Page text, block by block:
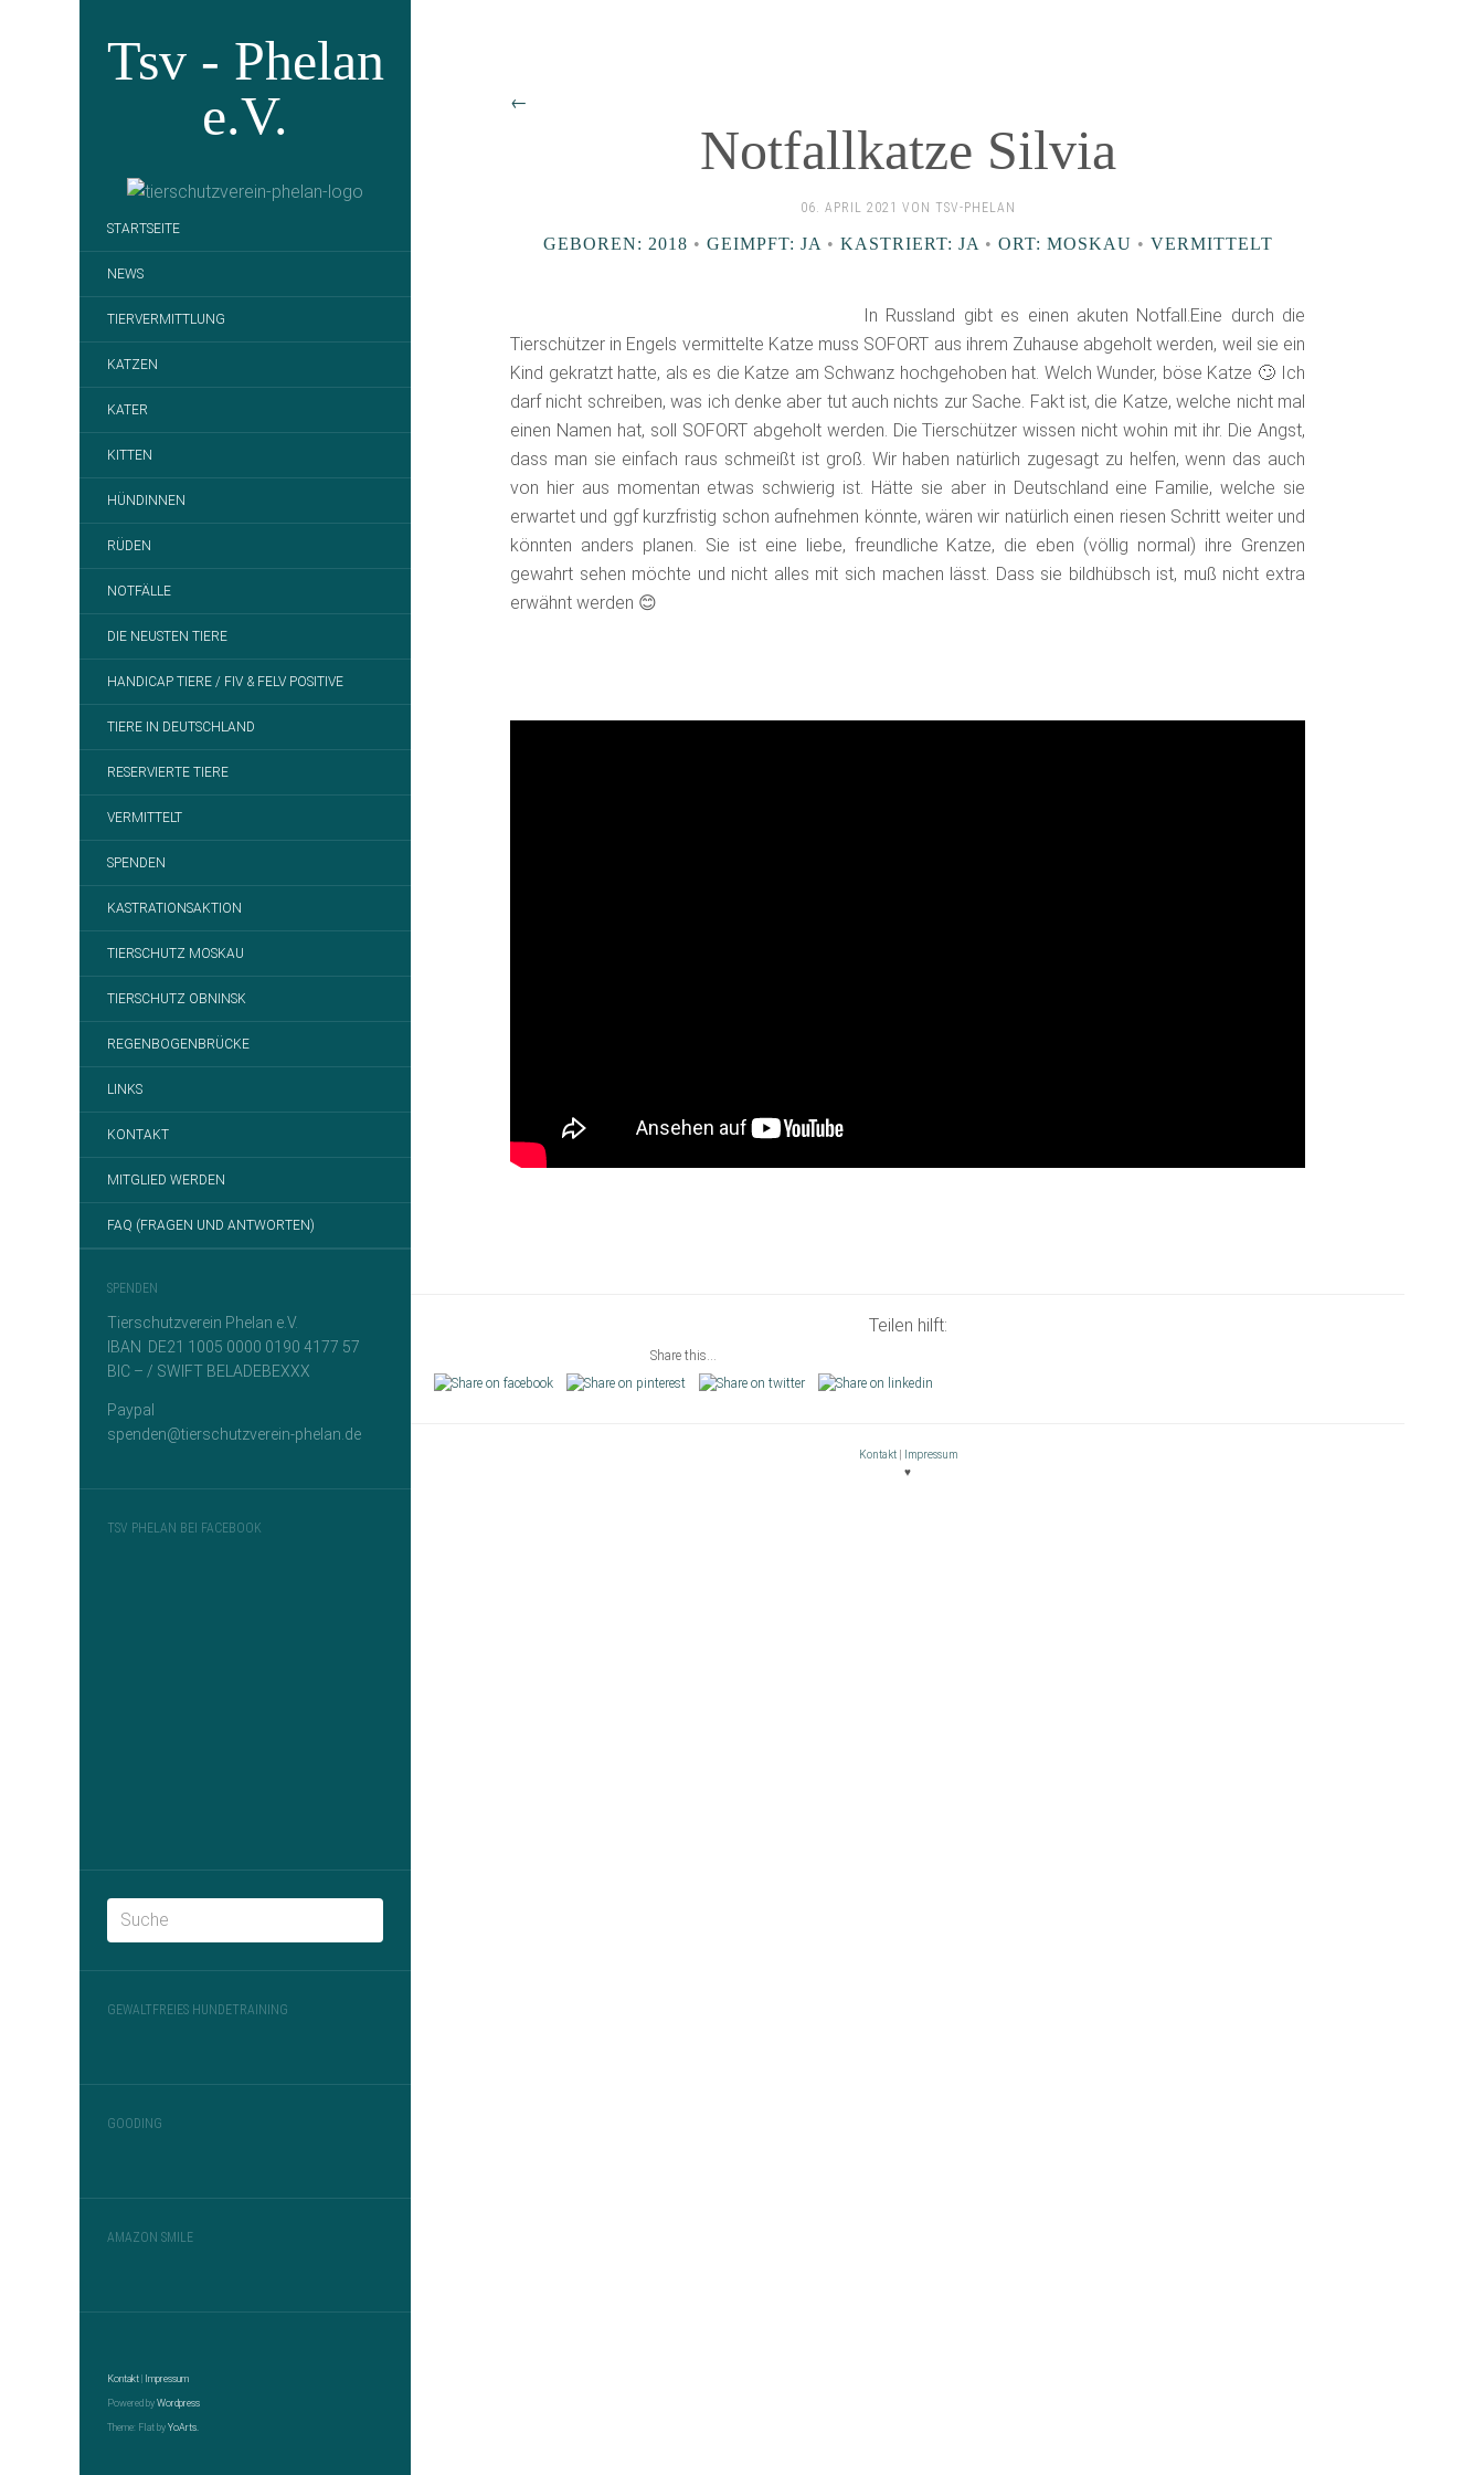
Tsv - Phelan
e.V.
STARTSEITE
NEWS
TIERVERMITTLUNG
KATZEN
KATER
KITTEN
HÜNDINNEN
RÜDEN
NOTFÄLLE
DIE NEUSTEN TIERE
HANDICAP TIERE / FIV & FELV POSITIVE
TIERE IN DEUTSCHLAND
RESERVIERTE TIERE
VERMITTELT
SPENDEN
KASTRATIONSAKTION
TIERSCHUTZ MOSKAU
TIERSCHUTZ OBNINSK
REGENBOGENBRÜCKE
LINKS
KONTAKT
MITGLIED WERDEN
FAQ (FRAGEN UND ANTWORTEN)
SPENDEN
Tierschutzverein Phelan e.V.
IBAN DE21 1005 0000 0190 4177 57
BIC – / SWIFT BELADEBEXXX
Paypal
spenden@tierschutzverein-phelan.de
TSV PHELAN BEI FACEBOOK
GEWALTFREIES HUNDETRAINING
GOODING
AMAZON SMILE
Kontakt Impressum
Powered by Wordpress
Theme: Flat by YoArts.
←
Notfallkatze Silvia
06. APRIL 2021 VON TSV-PHELAN
GEBOREN: 2018 • GEIMPFT: JA • KASTRIERT: JA • ORT: MOSKAU • VERMITTELT
In Russland gibt es einen akuten Notfall.Eine durch die
Tierschützer in Engels vermittelte Katze muss SOFORT aus ihrem Zuhause abgeholt werden, weil sie ein
Kind gekratzt hatte, als es die Katze am Schwanz hochgehoben hat. Welch Wunder, böse Katze 🙄 Ich
darf nicht schreiben, was ich denke aber tut auch nichts zur Sache. Fakt ist, die Katze, welche nicht mal
einen Namen hat, soll SOFORT abgeholt werden. Die Tierschützer wissen nicht wohin mit ihr. Die Angst,
dass man sie einfach raus schmeißt ist groß. Wir haben natürlich zugesagt zu helfen, wenn das auch
von hier aus momentan etwas schwierig ist. Hätte sie aber in Deutschland eine Familie, welche sie
erwartet und ggf kurzfristig schon aufnehmen könnte, wären wir natürlich einen riesen Schritt weiter und
könnten anders planen. Sie ist eine liebe, freundliche Katze, die eben (völlig normal) ihre Grenzen
gewahrt sehen möchte und nicht alles mit sich machen lässt. Dass sie bildhübsch ist, muß nicht extra
erwähnt werden 😊
Teilen hilft:
Share this...
Kontakt|
Impressum
♥